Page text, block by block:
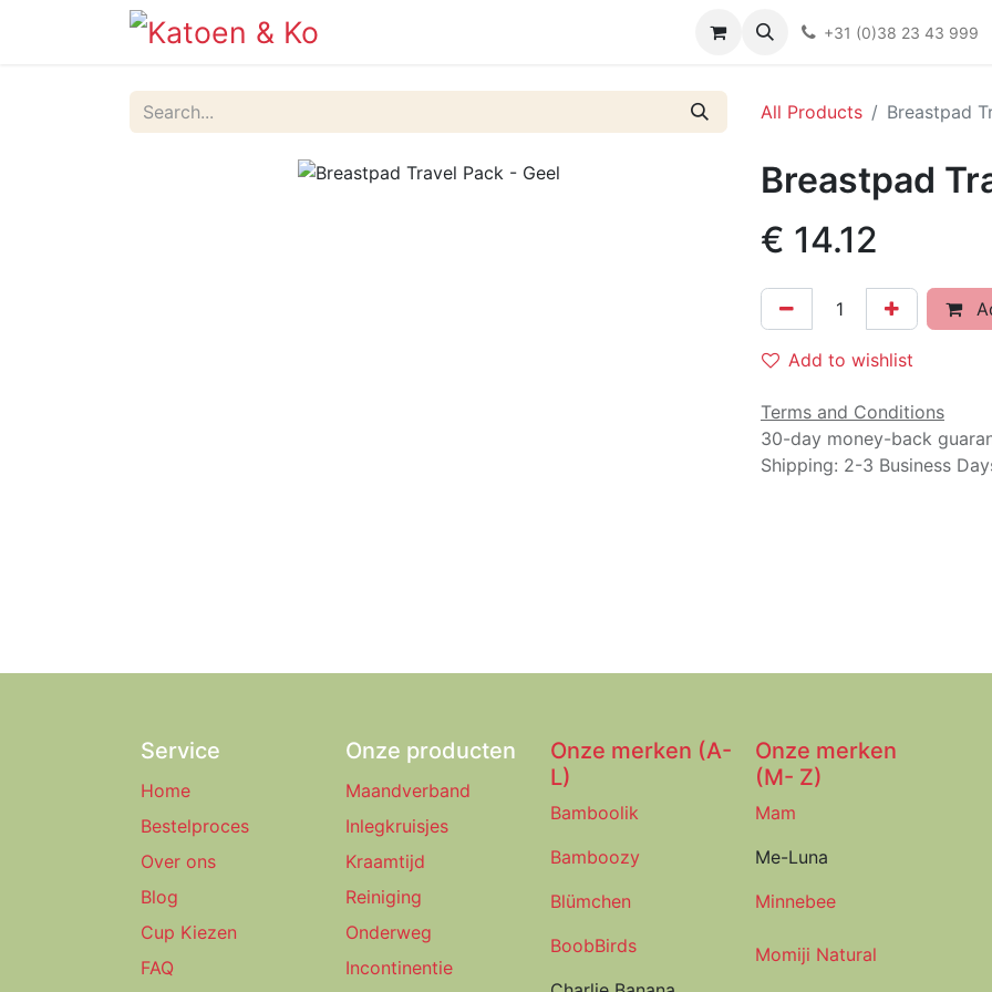
Kieswijzer nacht- en kraamverband
+31 (0)38 23 43 999
All Products Breastpad
Breastpad
€ 14.12
Add to wishlist
Terms and Conditions
30-day money-back
Shipping: 2-3 Business
Service
Home
Bestelproces
Over ons
Blog
Cup Kiezen
FAQ
Onze merken (A-
L)
Bamboolik
Bamboozy
Blümchen
BoobBirds
Onze merken
(M- Z)
Mam
Me-Luna
Minnebee
Momiji Natural
Onze producten
Maandverband
Inlegkruisjes
Kraamtijd
Reiniging
Onderweg
Incontinentie